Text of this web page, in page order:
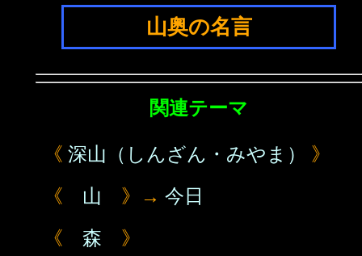
山奥の名言
関連テーマ
《 深山（しんざん・みやま）
》
《 山 》→ 今日
《 森 》